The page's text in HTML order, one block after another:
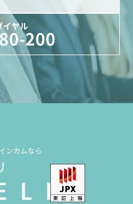
イヤル
200
ンカムなら